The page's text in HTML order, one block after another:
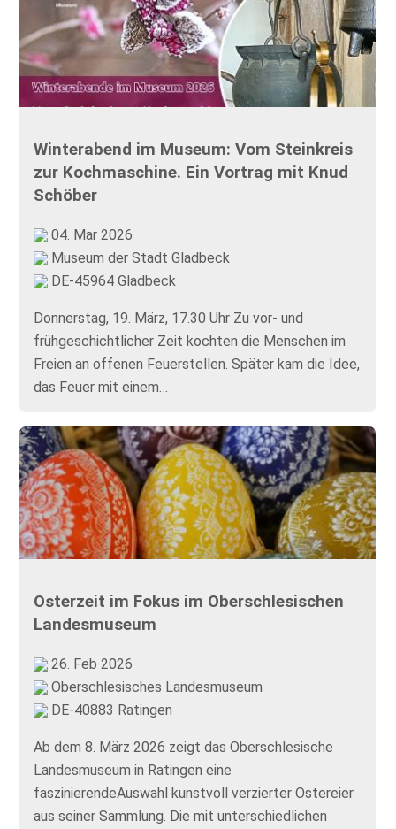
Winterabend im Museum: Vom Steinkreis
zur Kochmaschine. Ein Vortrag mit Knud
Schöber
04. Mar 2026
Museum der Stadt Gladbeck
DE-45964 Gladbeck
Donnerstag, 19. März, 17.30 Uhr Zu vor- und
frühgeschichtlicher Zeit kochten die Menschen im
Freien an offenen Feuerstellen. Später kam die Idee,
das Feuer mit einem…
Osterzeit im Fokus im Oberschlesischen
Landesmuseum
26. Feb 2026
Oberschlesisches Landesmuseum
DE-40883 Ratingen
Ab dem 8. März 2026 zeigt das Oberschlesische
Landesmuseum in Ratingen eine
faszinierendeAuswahl kunstvoll verzierter Ostereier
aus seiner Sammlung. Die mit unterschiedlichen